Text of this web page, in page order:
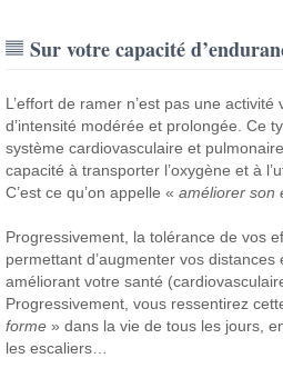
Sur votre capacité
L’effort de ramer n’est pas une
d’intensité modérée et prolongée. Ce
système cardiovasculaire et
capacité à transporter l’oxygène et à
C’est ce qu’on appelle «améliorer son
Progressivement, la tolérance de vos
permettant d’augmenter vos distances
améliorant votre santé
Progressivement, vous ressentirez
forme » dans la vie de tous les jours,
les escaliers…